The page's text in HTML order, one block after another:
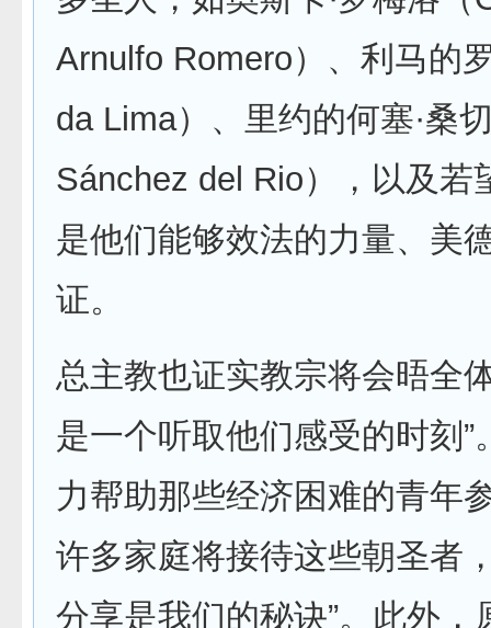
Arnulfo Romero）、利马的
da Lima）、里约的何塞·桑
Sánchez del Rio），以及若
是他们能够效法的力量、美
证。
总主教也证实教宗将会晤全
是一个听取他们感受的时刻”
力帮助那些经济困难的青年
许多家庭将接待这些朝圣者
分享是我们的秘诀”。此外，